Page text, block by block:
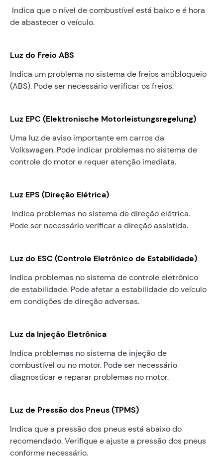
Indica que o nível de combustível está baixo e é hora
de abastecer o veículo.
Luz do Freio ABS
Indica um problema no sistema de freios antibloqueio
(ABS). Pode ser necessário verificar os freios.
Luz EPC (Elektronische Motorleistungsregelung)
Uma luz de aviso importante em carros da
Volkswagen. Pode indicar problemas no sistema de
controle do motor e requer atenção imediata.
Luz EPS (Direção Elétrica)
Indica problemas no sistema de direção elétrica.
Pode ser necessário verificar a direção assistida.
Luz do ESC (Controle Eletrônico de Estabilidade)
Indica problemas no sistema de controle eletrônico
de estabilidade. Pode afetar a estabilidade do veículo
em condições de direção adversas.
Luz da Injeção Eletrônica
Indica problemas no sistema de injeção de
combustível ou no motor. Pode ser necessário
diagnosticar e reparar problemas no motor.
Luz de Pressão dos Pneus (TPMS)
Indica que a pressão dos pneus está abaixo do
recomendado. Verifique e ajuste a pressão dos pneus
conforme necessário.